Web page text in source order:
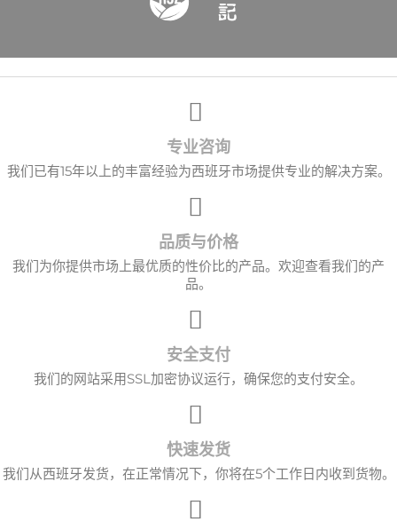
专业咨询
我们已有15年以上的丰富经验为西班牙市场提供专业的解决方案。
品质与价格
我们为你提供市场上最优质的性价比的产品。欢迎查看我们的产
品。
安全支付
我们的网站采用SSL加密协议运行，确保您的支付安全。
快速发货
我们从西班牙发货，在正常情况下，你将在5个工作日内收到货物。